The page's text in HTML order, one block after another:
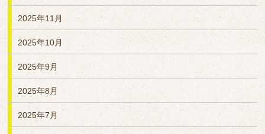
2025年11月
2025年10月
2025年9月
2025年8月
2025年7月